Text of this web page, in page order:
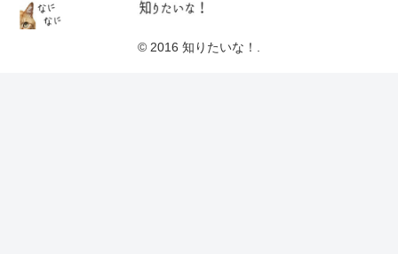
© 2016 知りたいな！.